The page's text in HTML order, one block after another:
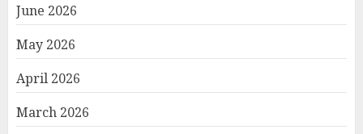
June 2026
May 2026
April 2026
March 2026